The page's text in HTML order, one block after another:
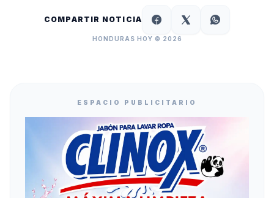
COMPARTIR NOTICIA
HONDURAS HOY © 2026
ESPACIO PUBLICITARIO